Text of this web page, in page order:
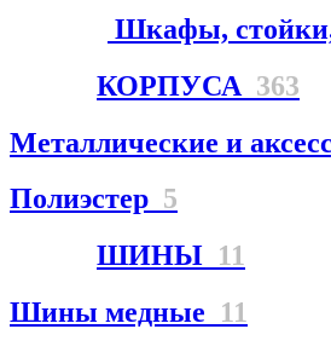
Шкафы,
КОРПУСА 363
Металлические и
Полиэстер 5
ШИНЫ 11
Шины медные 11